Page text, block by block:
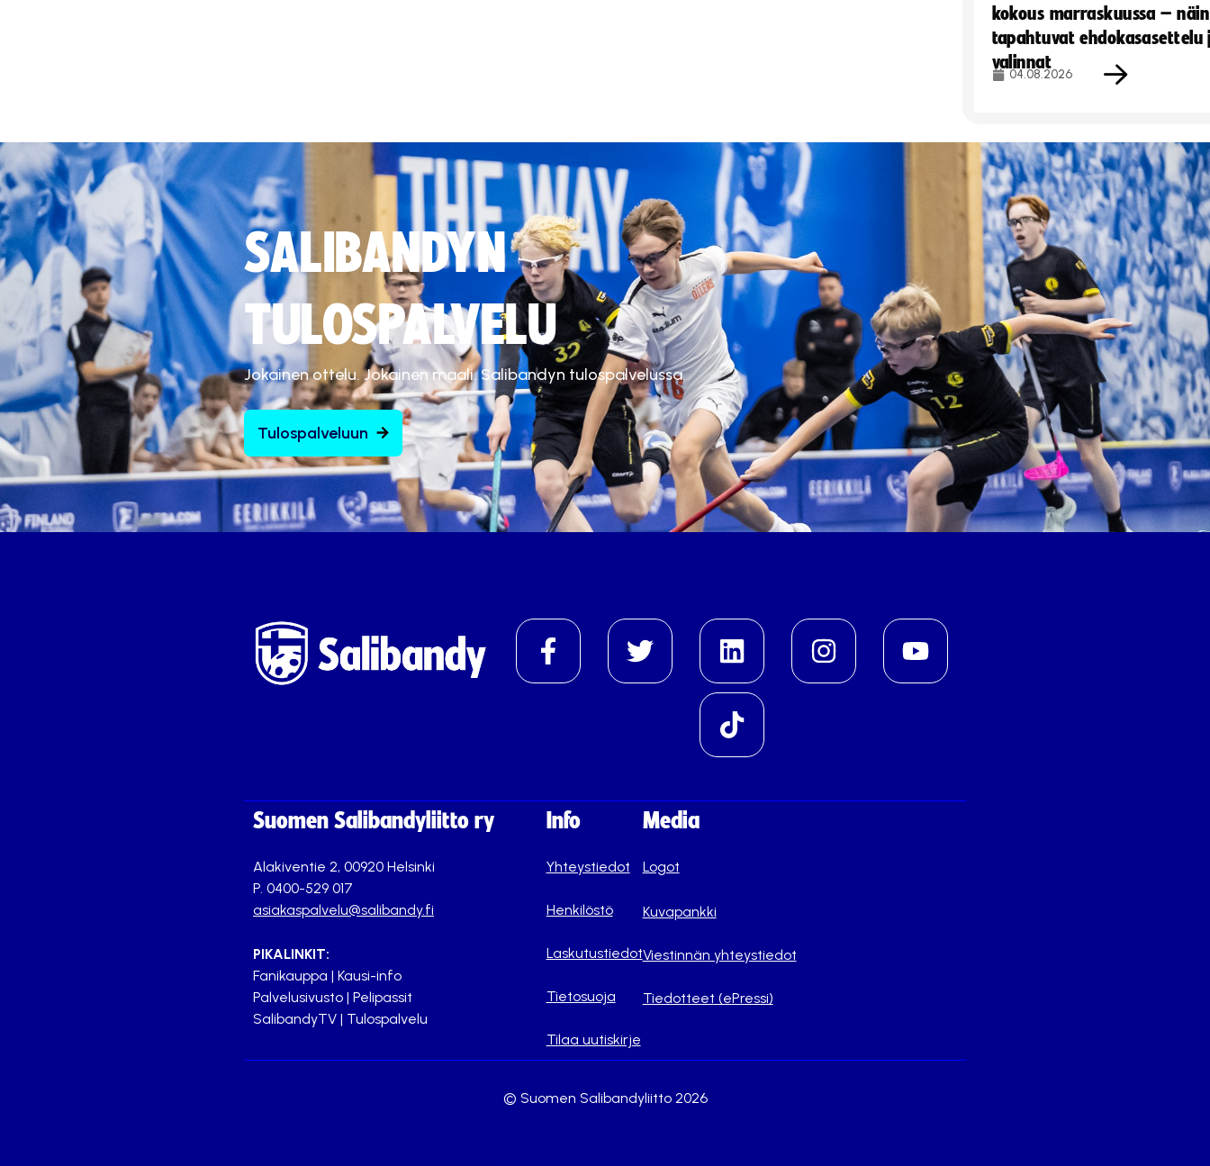
kokous marraskuussa – näin
tapahtuvat ehdokasasettelu
valinnat
04.08.2026
SALIBANDYN
TULOSPALVELU
Jokainen ottelu. Jokainen maali. Salibandyn tulospalvelussa.
Tulospalveluun
Suomen Salibandyliitto ry
Alakiventie 2, 00920 Helsinki
P. 0400-529 017
asiakaspalvelu@salibandy.fi
PIKALINKIT:
Fanikauppa | Kausi-info
Palvelusivusto | Pelipassit
SalibandyTV | Tulospalvelu
Info
Yhteystiedot
Henkilöstö
Laskutustiedot
Tietosuoja
Tilaa uutiskirje
Media
Logot
Kuvapankki
Viestinnän yhteystiedot
Tiedotteet (ePressi)
© Suomen Salibandyliitto 2026